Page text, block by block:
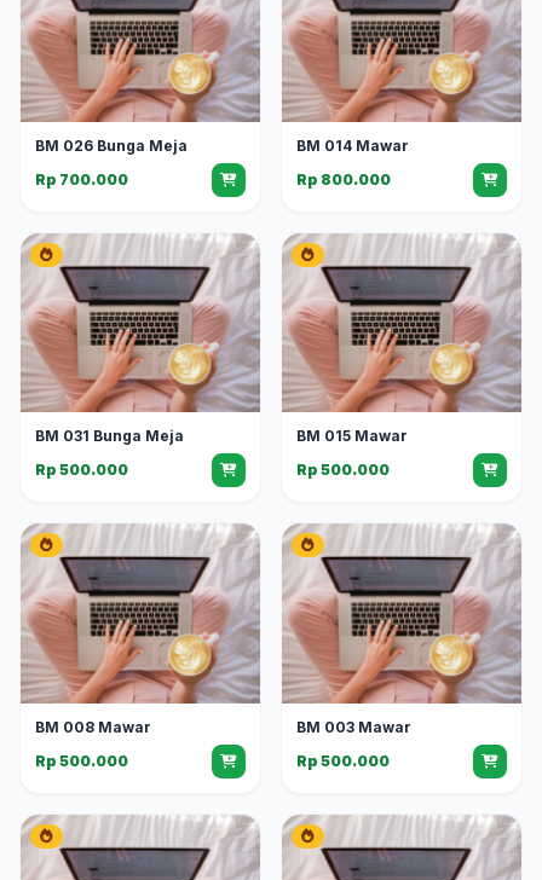
BM 026 Bunga Meja
Rp 700.000
BM 014 Mawar
Rp 800.000
BM 031 Bunga Meja
Rp 500.000
BM 015 Mawar
Rp 500.000
BM 008 Mawar
Rp 500.000
BM 003 Mawar
Rp 500.000